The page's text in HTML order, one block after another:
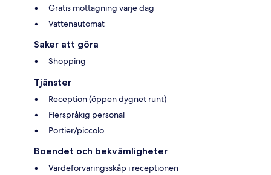
Gratis mottagning varje dag
Vattenautomat
Saker att göra
Shopping
Tjänster
Reception (öppen dygnet runt)
Flerspråkig personal
Portier/piccolo
Boendet och bekvämligheter
Värdeförvaringsskåp i receptionen